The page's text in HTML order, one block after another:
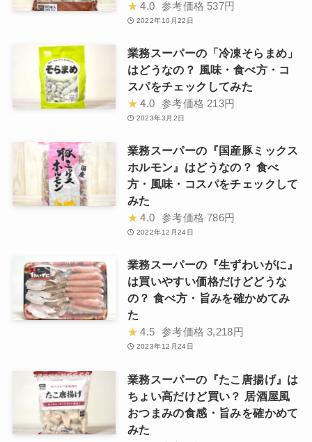
★ 4.0 参考価格 537円
2022年10月22日
業務スーパーの「冷凍そらまめ」
はどうなの？ 風味・食べ方・コ
スパをチェックしてみた
★ 4.0 参考価格 213円
2023年3月2日
業務スーパーの『国産豚ミックス
ホルモン』はどうなの？ 食べ
方・風味・コスパをチェックして
みた
★ 4.0 参考価格 786円
2022年12月24日
業務スーパーの『生ずわいがに』
は買いやすい価格だけどどうな
の？ 食べ方・旨みを確かめてみ
た
★ 4.5 参考価格 3,218円
2023年12月24日
業務スーパーの『たこ唐揚げ』は
ちょい高だけど買い？ 居酒屋風
おつまみの食感・旨みを確かめて
みた